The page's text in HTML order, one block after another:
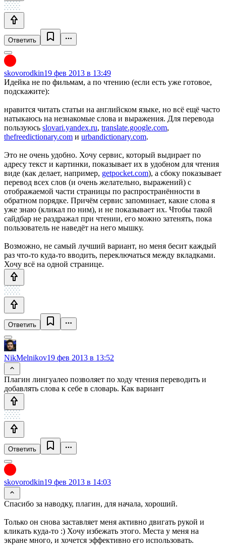
Ответить
skovorodkin19 фев 2013 в 13:49
Идейка не по фильмам, а по чтению (если есть уже готовое,
подскажите):
нравится читать статьи на английском языке, но всё ещё часто
натыкаюсь на незнакомые слова и выражения. Для перевода
пользуюсь slovari.yandex.ru, translate.google.com,
thefreedictionary.com и urbandictionary.com.
Это не очень удобно. Хочу сервис, который выдирает по
адресу текст и картинки, показывает их в удобном для чтения
виде (как делает, например, getpocket.com), а сбоку показывает
перевод всех слов (и очень желательно, выражений) с
отображаемой части страницы по распространённости в
обратном порядке. Причём сервис запоминает, какие слова я
уже знаю (кликал по ним), и не показывает их. Чтобы такой
сайдбар не раздражал при чтении, его можно затенять, пока
пользователь не наведёт на него мышку.
Возможно, не самый лучший вариант, но меня бесит каждый
раз что-то куда-то вводить, переключаться между вкладками.
Хочу всё на одной странице.
Ответить
NikMelnikov19 фев 2013 в 13:52
Плагин лингуалео позволяет по ходу чтения переводить и
добавлять слова к себе в словарь. Как вариант
Ответить
skovorodkin19 фев 2013 в 14:03
Спасибо за наводку, плагин, для начала, хороший.
Только он снова заставляет меня активно двигать рукой и
кликать куда-то :) Хочу избежать этого. Места у меня на
экране много, и хочется эффективно его использовать.